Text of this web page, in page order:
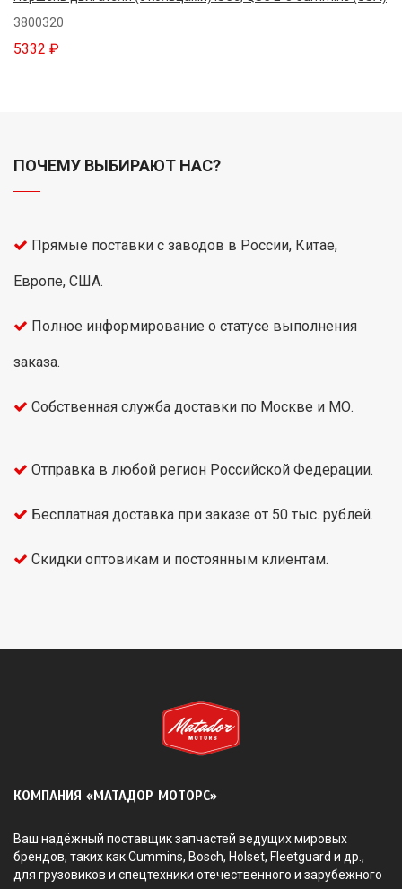
3800320
5332 ₽
ПОЧЕМУ ВЫБИРАЮТ НАС?
Прямые поставки с заводов в России, Китае,
Европе, США.
Полное информирование о статусе выполнения
заказа.
Собственная служба доставки по Москве и МО.
Отправка в любой регион Российской Федерации.
Бесплатная доставка при заказе от 50 тыс. рублей.
Скидки оптовикам и постоянным клиентам.
КОМПАНИЯ «МАТАДОР МОТОРС»
Ваш надёжный поставщик запчастей ведущих мировых
брендов, таких как Cummins, Bosch, Holset, Fleetguard и др.,
для грузовиков и спецтехники отечественного и зарубежного